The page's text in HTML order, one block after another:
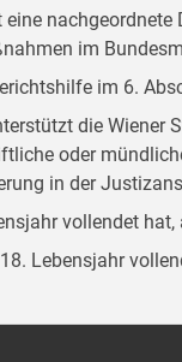
im
im 6.
die
oder
in der
vollendet
Lebensjahr